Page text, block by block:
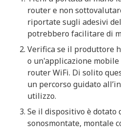
router e non
riportate sugli adesivi
potrebbero facilitare di
Verifica se il produttore
o un'applicazione
router WiFi. Di solito
un percorso guidato
utilizzo.
Se il dispositivo è dotato
sonosmontate, montale